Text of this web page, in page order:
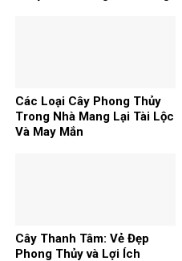
Các Loại Cây Phong Thủy
Trong Nhà Mang Lại Tài Lộc
Và May Mắn
Cây Thanh Tâm: Vẻ Đẹp
Phong Thủy và Lợi Ích